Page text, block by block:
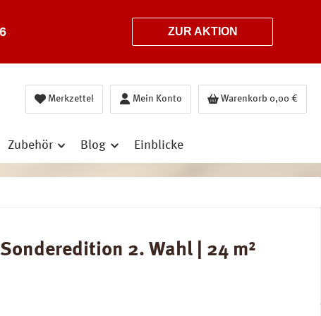
ZUR AKTION
Merkzettel Mein Konto Warenkorb 0,00 €
Zubehör Blog Einblicke
2. Wahl | 24 m²